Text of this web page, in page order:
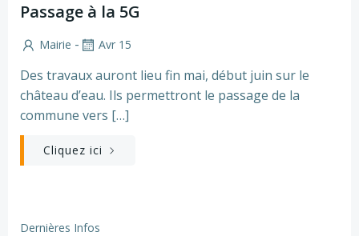
Passage à la 5G
Mairie - Avr 15
Des travaux auront lieu fin mai, début juin sur le
château d’eau. Ils permettront le passage de la
commune vers […]
Cliquez ici
Dernières Infos